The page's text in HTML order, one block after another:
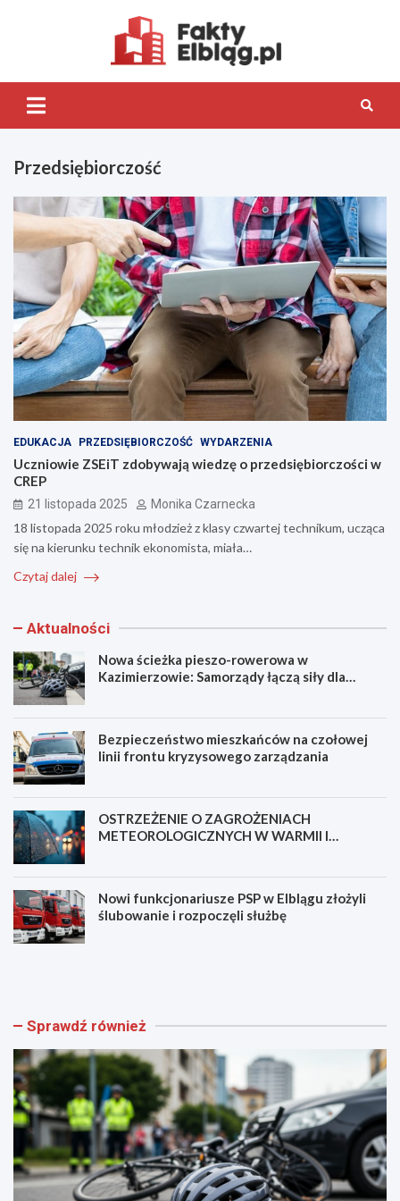
Przedsiębiorczość
EDUKACJA PRZEDSIĘBIORCZOŚĆ WYDARZENIA
Uczniowie ZSEiT zdobywają wiedzę o przedsiębiorczości w
CREP
21 listopada 2025 Monika Czarnecka
18 listopada 2025 roku młodzież z klasy czwartej technikum, ucząca
się na kierunku technik ekonomista, miała…
Czytaj dalej
Aktualności
Nowa ścieżka pieszo-rowerowa w
Kazimierzowie: Samorządy łączą siły dla
Bezpieczeństwo mieszkańców na czołowej
linii frontu kryzysowego zarządzania
OSTRZEŻENIE O ZAGROŻENIACH
METEOROLOGICZNYCH W WARMII I
Nowi funkcjonariusze PSP w Elblągu złożyli
ślubowanie i rozpoczęli służbę
N
c
e
ż
k
a
p
e
s
B
e
z
e
ń
s
t
o
m
Sprawdź również